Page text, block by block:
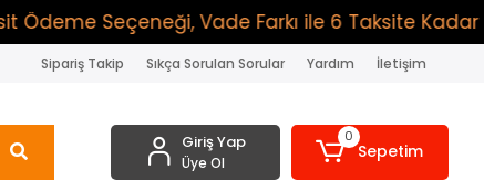
Seçeneği, Vade Farkı ile 6 Taksite Kadar
Sipariş Takip Sıkça Sorulan Sorular Yardım İletişim
Giriş Yap
Üye Ol
0
Sepetim